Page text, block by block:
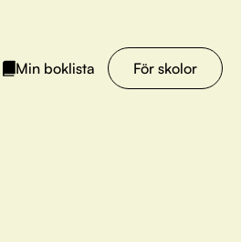
Min boklista För skolor